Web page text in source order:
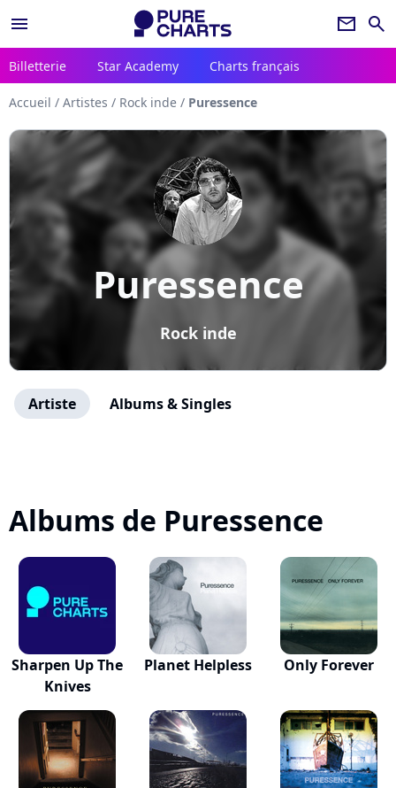
menu newsletter search
Billetterie Star Academy Charts français
Accueil / Artistes / Rock inde / Puressence
Puressence
Rock inde
Artiste Albums & Singles
Albums de Puressence
Sharpen Up The
Knives
Planet Helpless Only Forever